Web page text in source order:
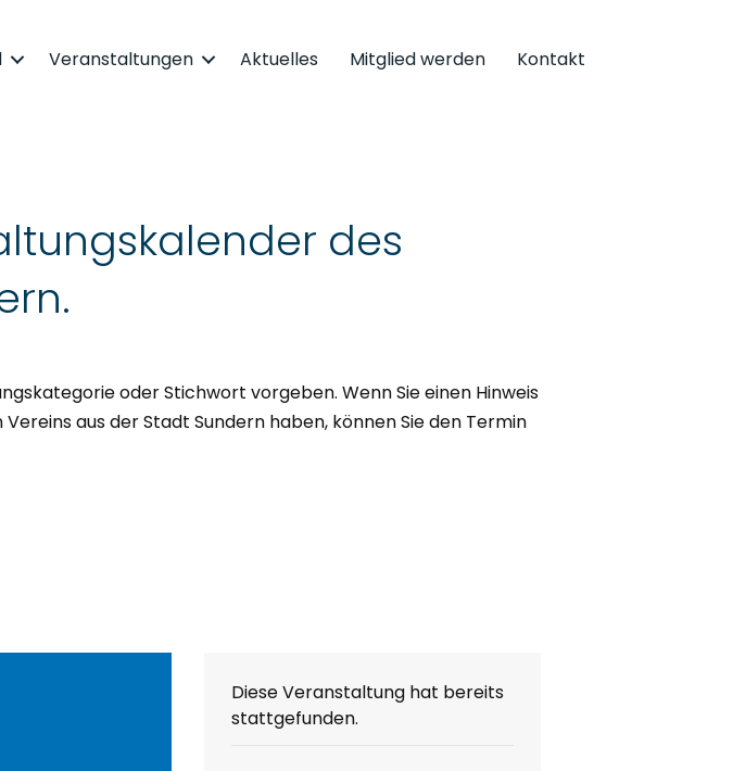
Veranstaltungen Aktuelles Mitglied werden Kontakt
des
oder Stichwort vorgeben. Wenn Sie einen Hinweis
aus der Stadt Sundern haben, können Sie den Termin
Diese Veranstaltung hat bereits
stattgefunden.